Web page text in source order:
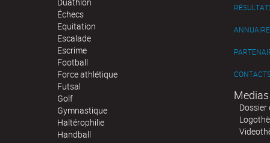
Échecs
Equitation
Escalade
Escrime
Football
Force athlétique
Futsal
Golf
Gymnastique
Haltérophilie
Handball
ANNUAIRE
Medias